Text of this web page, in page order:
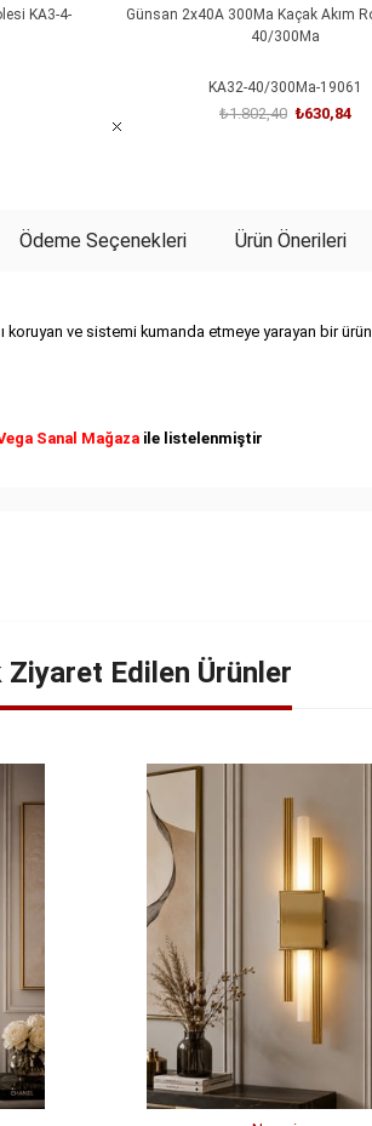
KA3-4-
Günsan 2x40A 300Ma Kaçak Akım
40/300Ma
KA32-40/300Ma-19061
₺630,84
₺1.802,40
Ödeme Seçenekleri Ürün Önerileri
koruyan ve sistemi kumanda etmeye yarayan bir
Sanal Mağaza ile listelenmiştir
Ziyaret Edilen Ürünler